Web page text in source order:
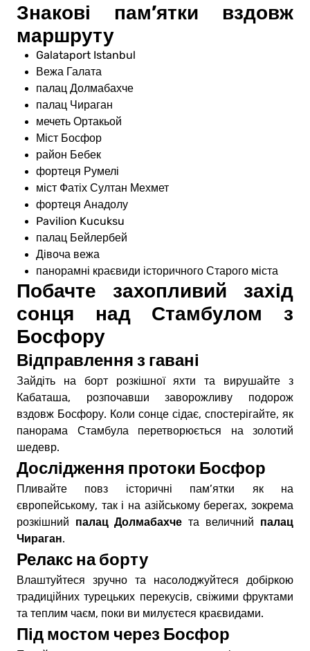
Знакові пам’ятки вздовж
маршруту
Galataport Istanbul
Вежа Галата
палац Долмабахче
палац Чираган
мечеть Ортакьой
Міст Босфор
район Бебек
фортеця Румелі
міст Фатіх Султан Мехмет
фортеця Анадолу
Pavilion Kucuksu
палац Бейлербей
Дівоча вежа
панорамні краєвиди історичного Старого міста
Побачте захопливий захід
сонця над Стамбулом з
Босфору
Відправлення з гавані
Зайдіть на борт розкішної яхти та вирушайте з
Кабаташа, розпочавши заворожливу подорож
вздовж Босфору. Коли сонце сідає, спостерігайте, як
панорама Стамбула перетворюється на золотий
шедевр.
Дослідження протоки Босфор
Пливайте повз історичні пам’ятки як на
європейському, так і на азійському берегах, зокрема
розкішний палац Долмабахче та величний палац
Чираган.
Релакс на борту
Влаштуйтеся зручно та насолоджуйтеся добіркою
традиційних турецьких перекусів, свіжими фруктами
та теплим чаєм, поки ви милуєтеся краєвидами.
Під мостом через Босфор